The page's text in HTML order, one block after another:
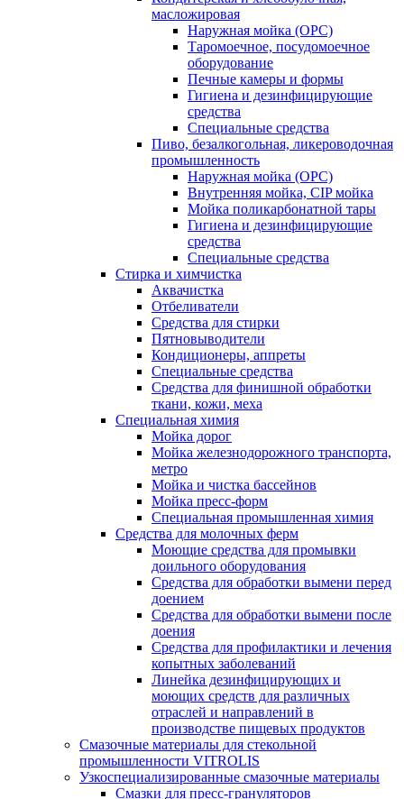
масложировая
Наружная мойка (ОРС)
Таромоечное, посудомоечное
оборудование
Печные камеры и формы
Гигиена и дезинфицирующие
средства
Специальные средства
Пиво, безалкогольная, ликероводочная
промышленность
Наружная мойка (ОРС)
Внутренняя мойка, CIP мойка
Мойка поликарбонатной тары
Гигиена и дезинфицирующие
средства
Специальные средства
Стирка и химчистка
Аквачистка
Отбеливатели
Средства для стирки
Пятновыводители
Кондиционеры, аппреты
Специальные средства
Средства для финишной обработки
ткани, кожи, меха
Специальная химия
Мойка дорог
Мойка железнодорожного транспорта,
метро
Мойка и чистка бассейнов
Мойка пресс-форм
Специальная промышленная химия
Средства для молочных ферм
Моющие средства для промывки
доильного оборудования
Средства для обработки вымени перед
доением
Средства для обработки вымени после
доения
Средства для профилактики и лечения
копытных заболеваний
Линейка дезинфицирующих и
моющих средств для различных
отраслей и направлений в
производстве пищевых продуктов
Смазочные материалы для стекольной
промышленности VITROLIS
Узкоспециализированные смазочные материалы
Смазки для пресс-грануляторов